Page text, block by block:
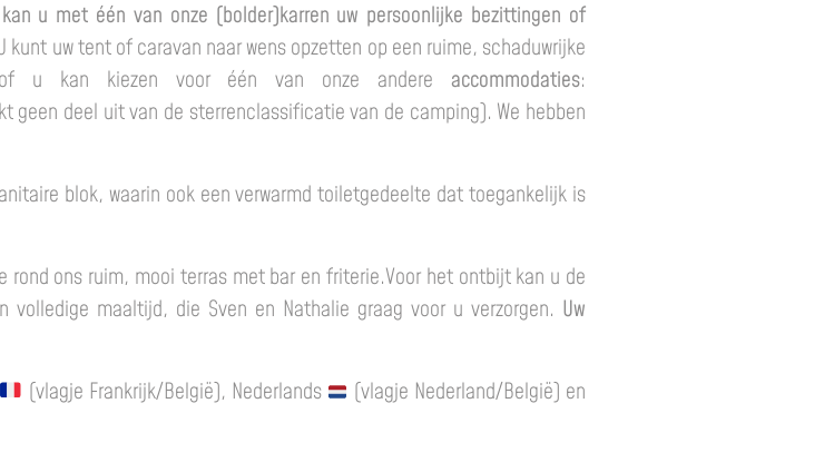
u met één van onze (bolder)karren uw persoonlijke bezittingen of
kunt uw tent of caravan naar wens opzetten op een ruime, schaduwrijke
u kan kiezen voor één van onze andere accommodaties:
geen deel uit van de sterrenclassificatie van de camping). We hebben
blok, waarin ook een verwarmd toiletgedeelte dat toegankelijk is
rond ons ruim, mooi terras met bar en friterie.Voor het ontbijt kan u de
maaltijd, die Sven en Nathalie graag voor u verzorgen. Uw
(vlagje Frankrijk/België), Nederlands
(vlagje Nederland/België) en